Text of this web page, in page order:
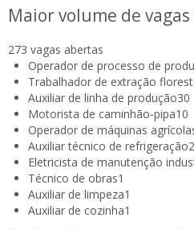
Maior volume de
273 vagas abertas
Operador de processo de
Trabalhador de extração
Auxiliar de linha de produção30
Motorista de caminhão-pipa10
Operador de máquinas
Auxiliar técnico de refrigeração2
Eletricista de manutenção
Técnico de obras1
Auxiliar de limpeza1
Auxiliar de cozinha1